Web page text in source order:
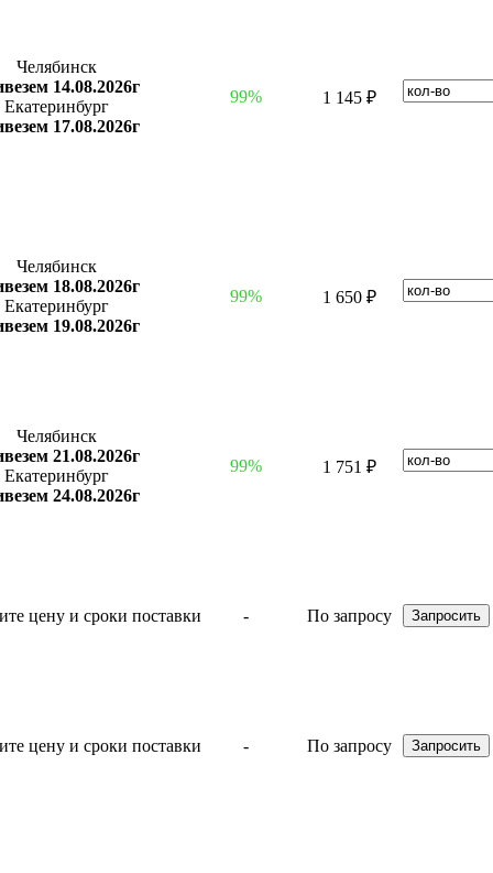
Челябинск
14.08.2026г
Екатеринбург
17.08.2026г
99% 1 145 ₽
Челябинск
18.08.2026г
Екатеринбург
19.08.2026г
99% 1 650 ₽
Челябинск
21.08.2026г
Екатеринбург
24.08.2026г
99% 1 751 ₽
- По запросу
- По запросу